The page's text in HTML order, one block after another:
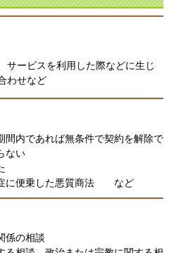
サービスを利用した際などに生じ
わせなど
間内であれば無条件で契約を解除で
ない
に便乗した悪質商法 など
係の相談